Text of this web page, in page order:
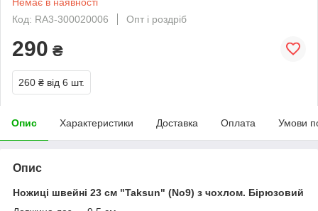
Код: RA3-300020006
Опт і роздріб
290 ₴
260 ₴ від 6 шт.
Опис Характеристики Доставка Оплата Умови
Опис
Ножиці швейні 23 см "Taksun" (No9) з чохлом. Бірюзовий